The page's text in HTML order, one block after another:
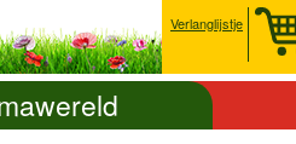
Verlanglijstje